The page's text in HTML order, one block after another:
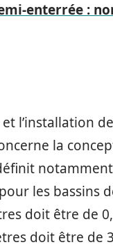
enterrée :
l’installation
la
les bassins
doit être de
doit être de